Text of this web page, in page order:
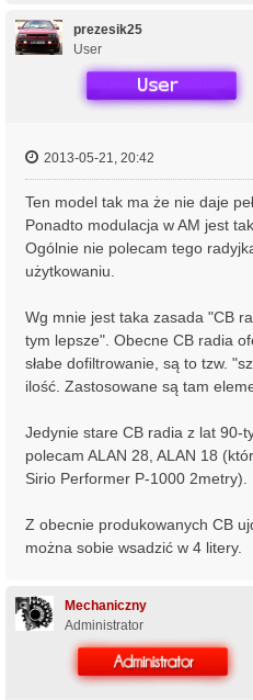
prezesik25
User
2013-05-21, 20:42
Ten model tak ma że nie daje
Ponadto modulacja w AM jest
Ogólnie nie polecam tego
użytkowaniu.
Wg mnie jest taka zasada "CB
tym lepsze". Obecne CB radia
słabe dofiltrowanie, są to tzw.
ilość. Zastosowane są tam
Jedynie stare CB radia z lat 90-
polecam ALAN 28, ALAN 18
Sirio Performer P-1000 2metry).
Z obecnie produkowanych CB
można sobie wsadzić w 4 litery.
Mechaniczny
Administrator